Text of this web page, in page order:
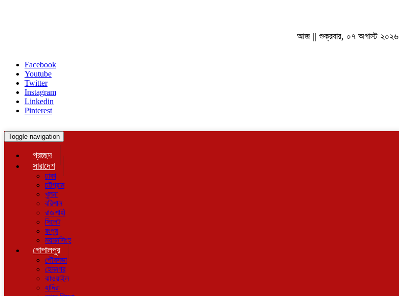
আজ || শুক্রবার, ০৭ অগাস্ট ২০২৬
Facebook
Youtube
Twitter
Instagram
Linkedin
Pinterest
Toggle navigation
প্রচ্ছদ
সারাদেশ
ঢাকা
চট্টগ্রাম
খুলনা
বরিশাল
রাজশাহী
সিলেট
রংপুর
ময়মনসিংহ
গোপালপুর
পৌরসভা
হেমনগর
ঝাওয়াইল
হাদিরা